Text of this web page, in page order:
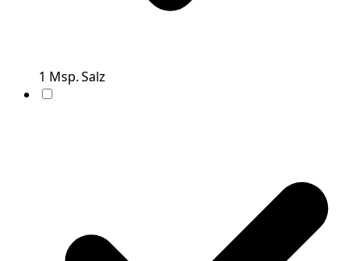
1 Msp.Salz